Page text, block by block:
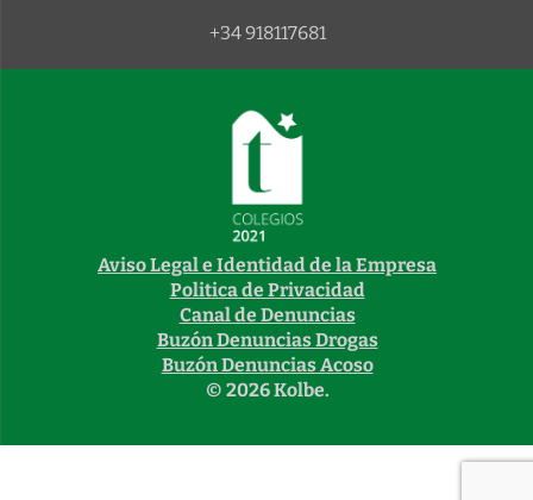
+34 918117681
Aviso Legal e Identidad de la Empresa
Politica de Privacidad
Canal de Denuncias
Buzón Denuncias Drogas
Buzón Denuncias Acoso
© 2026 Kolbe.